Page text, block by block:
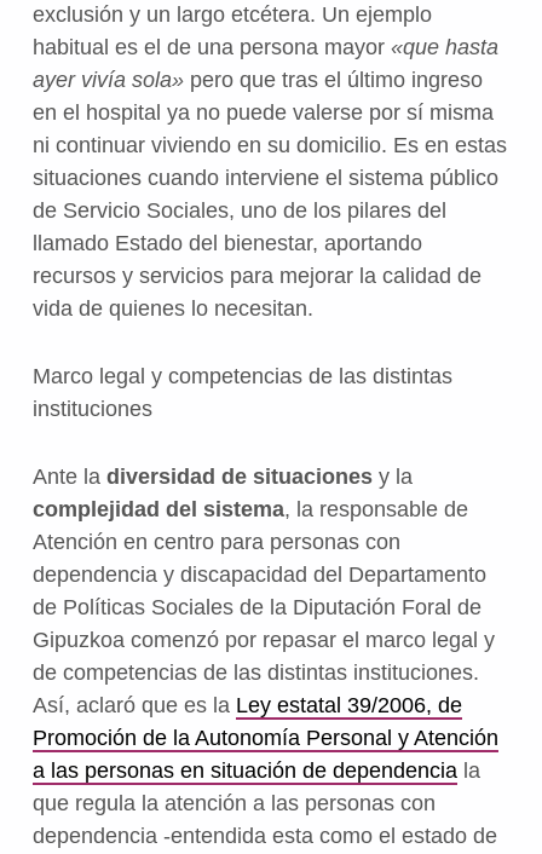
exclusión y un largo etcétera. Un ejemplo
habitual es el de una persona mayor «que hasta
ayer vivía sola»pero que tras el último ingreso
en el hospital ya no puede valerse por sí misma
ni continuar viviendo en su domicilio. Es en estas
situaciones cuando interviene el sistema público
de Servicio Sociales, uno de los pilares del
llamado Estado del bienestar, aportando
recursos y servicios para mejorar la calidad de
vida de quienes lo necesitan.
Marco legal y competencias de las distintas
instituciones
Ante la diversidad de situacionesy la
complejidad del sistema, la responsable de
Atención en centro para personas con
dependencia y discapacidad del Departamento
de Políticas Sociales de la Diputación Foral de
Gipuzkoa comenzó por repasar el marco legal y
de competencias de las distintas instituciones.
Así, aclaró que es la Ley estatal 39/2006, de
Promoción de la Autonomía Personal y Atención
a las personas en situación de dependenciala
que regula la atención a las personas con
dependencia -entendida esta como el estado de